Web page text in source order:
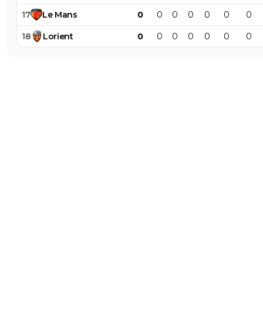
17 Le Mans 0 0 0 0 0 0 0
18 Lorient 0 0 0 0 0 0 0